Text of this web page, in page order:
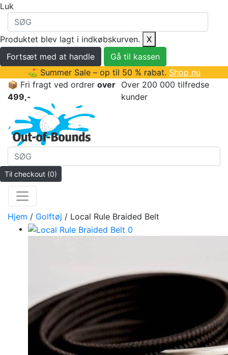
Luk
Produktet blev lagt i indkøbskurven.
X
Fortsæt med at handle
Gå til kassen
⛳ Summer Sale – op til 50 % rabat. Shop nu
📦 Fri fragt ved ordrer over
499,-
Over 200 000 tilfredse
kunder
Til checkout (0)
Hjem / Golftøj / Local Rule Braided Belt